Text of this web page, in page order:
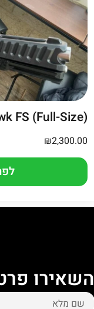
FS (Full-Size)
₪2,300.00
השאירו